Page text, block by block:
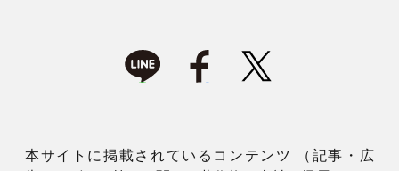
本サイトに掲載されているコンテンツ （記事・広